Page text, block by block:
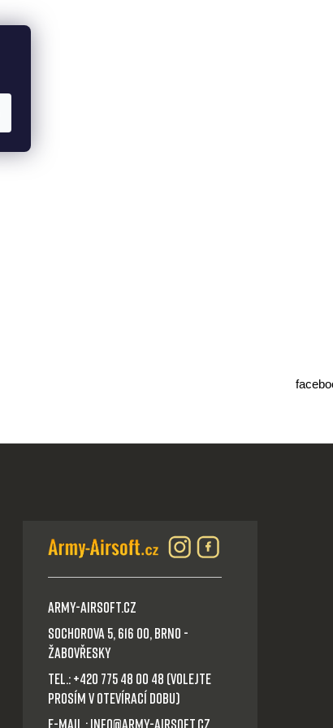
Army-Airsoft.cz
Sochorova 5, 616 00, Brno -
Žabovřesky
Tel.: +420 775 48 00 48 (volejte
prosím v otevírací dobu)
E-mail.: info@army-airsoft.cz